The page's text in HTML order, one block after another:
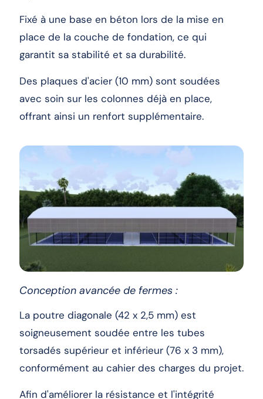
Fixé à une base en béton lors de la mise en
place de la couche de fondation, ce qui
garantit sa stabilité et sa durabilité.
Des plaques d'acier (10 mm) sont soudées
avec soin sur les colonnes déjà en place,
offrant ainsi un renfort supplémentaire.
Conception avancée de fermes :
La poutre diagonale (42 x 2,5 mm) est
soigneusement soudée entre les tubes
torsadés supérieur et inférieur (76 x 3 mm),
conformément au cahier des charges du projet.
Afin d'améliorer la résistance et l'intégrité